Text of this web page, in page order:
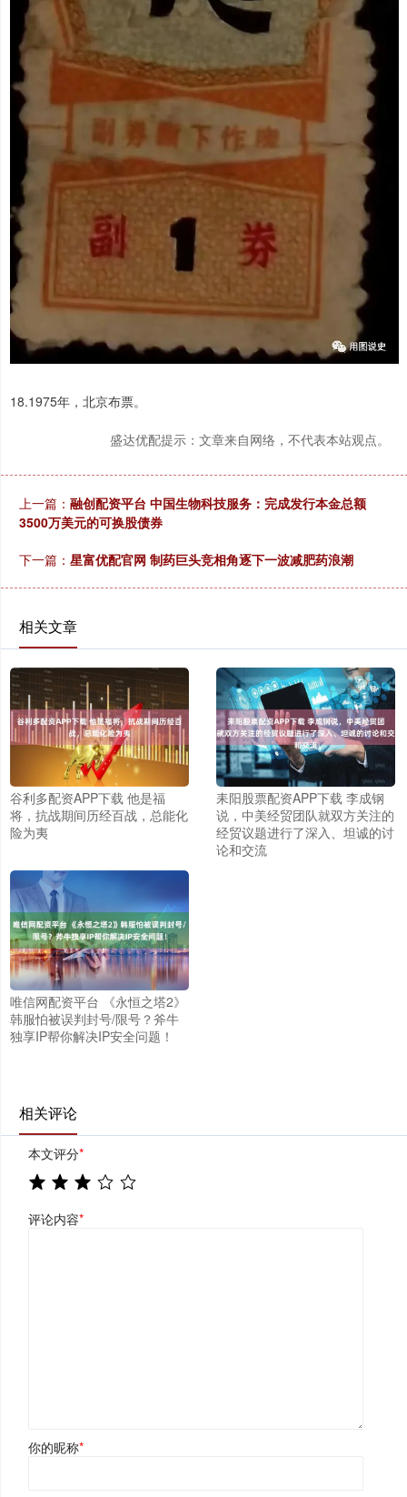
18.1975年，北京布票。
盛达优配提示：文章来自网络，不代表本站观点。
上一篇： 融创配资平台 中国生物科技服务：完成发行本金总额
3500万美元的可换股债券
下一篇： 星富优配官网 制药巨头竞相角逐下一波减肥药浪潮
相关文章
谷利多配资APP下载 他是福
将，抗战期间历经百战，总能化
险为夷
耒阳股票配资APP下载 李成钢
说，中美经贸团队就双方关注的
经贸议题进行了深入、坦诚的讨
论和交流
唯信网配资平台 《永恒之塔2》
韩服怕被误判封号/限号？斧牛
独享IP帮你解决IP安全问题！
相关评论
本文评分*
评论内容*
你的昵称*